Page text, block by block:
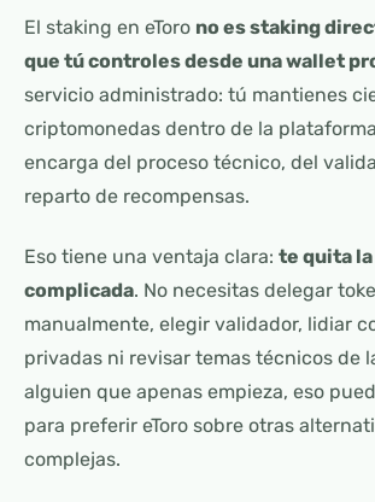
El staking en eToro no es staking
que tú controles desde una wallet
servicio administrado: tú mantienes
criptomonedas dentro de la plataforma
encarga del proceso técnico, del
reparto de recompensas.
Eso tiene una ventaja clara: te quita
complicada. No necesitas delegar
manualmente, elegir validador, lidiar
privadas ni revisar temas técnicos de
alguien que apenas empieza, eso
para preferir eToro sobre otras
complejas.